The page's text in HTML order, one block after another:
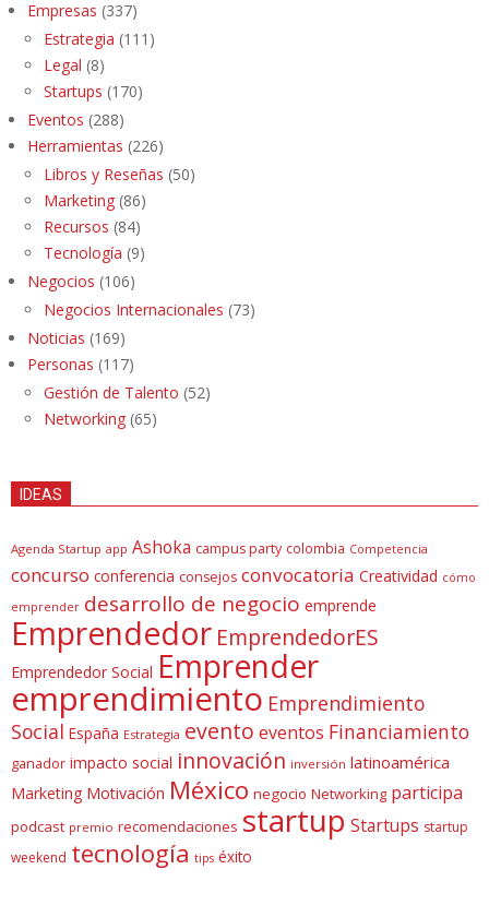
Empresas (337)
Estrategia (111)
Legal (8)
Startups (170)
Eventos (288)
Herramientas (226)
Libros y Reseñas (50)
Marketing (86)
Recursos (84)
Tecnología (9)
Negocios (106)
Negocios Internacionales (73)
Noticias (169)
Personas (117)
Gestión de Talento (52)
Networking (65)
IDEAS
Agenda Startup app Ashoka campus party colombia Competencia
concurso conferencia consejos convocatoria Creatividad cómo
emprender desarrollo de negocio emprende
Emprendedor EmprendedorES
Emprendedor Social Emprender
emprendimiento Emprendimiento
Social España Estrategia evento eventos Financiamiento
ganador impacto social innovación inversión latinoamérica
Marketing Motivación México negocio Networking participa
podcast premio recomendaciones startup Startups startup
weekend tecnología tips éxito